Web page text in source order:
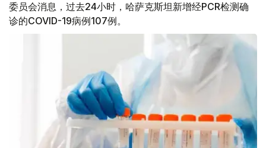
委员会消息，过去24小时，哈萨克斯坦新增经PCR检测确
诊的COVID-19病例107例。